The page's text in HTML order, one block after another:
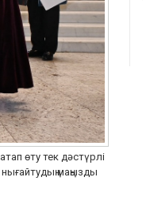
өту тек дәстүрлі
маңызды